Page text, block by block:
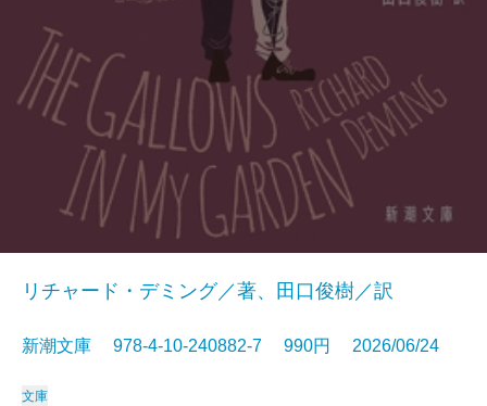
リチャード・デミング／著、田口俊樹／訳
新潮文庫 978-4-10-240882-7 990円 2026/06/24
文庫